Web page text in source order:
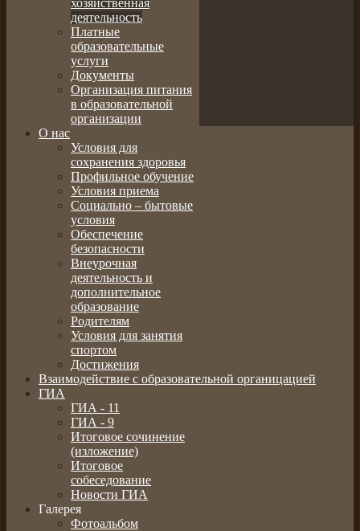
хозяйственная
деятельность
Платные
образовательные
услуги
Документы
Организация питания
в образовательной
организации
О нас
Условия для
сохранения здоровья
Профильное обучение
Условия приема
Социально – бытовые
условия
Обеспечение
безопасности
Внеурочная
деятельность и
дополнительное
образование
Родителям
Условия для занятия
спортом
Достижения
Взаимодействие с образовательной органицацией
ГИА
ГИА - 11
ГИА - 9
Итоговое сочинение
(изложение)
Итоговое
собеседование
Новости ГИА
Галерея
Фотоальбом